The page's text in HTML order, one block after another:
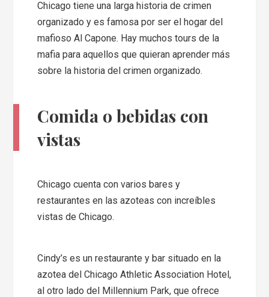
Chicago tiene una larga historia de crimen
organizado y es famosa por ser el hogar del
mafioso Al Capone. Hay muchos tours de la
mafia para aquellos que quieran aprender más
sobre la historia del crimen organizado.
Comida o bebidas con
vistas
Chicago cuenta con varios bares y
restaurantes en las azoteas con increíbles
vistas de Chicago.
Cindy’s es un restaurante y bar situado en la
azotea del Chicago Athletic Association Hotel,
al otro lado del Millennium Park, que ofrece